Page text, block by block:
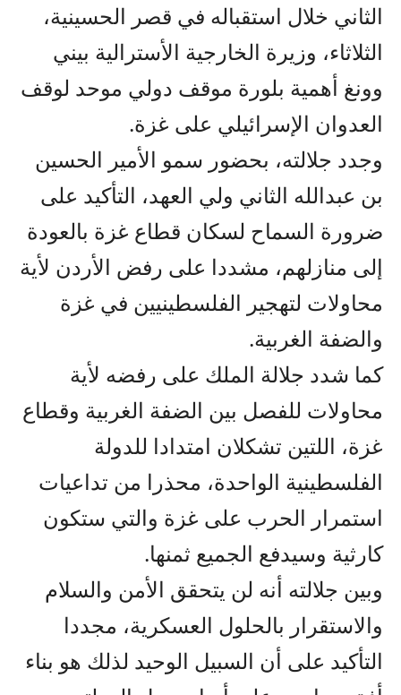
الثاني خلال استقباله في قصر الحسينية،
الثلاثاء، وزيرة الخارجية الأسترالية بيني
وونغ أهمية بلورة موقف دولي موحد لوقف
العدوان الإسرائيلي على غزة.
وجدد جلالته، بحضور سمو الأمير الحسين
بن عبدالله الثاني ولي العهد، التأكيد على
ضرورة السماح لسكان قطاع غزة بالعودة
إلى منازلهم، مشددا على رفض الأردن لأية
محاولات لتهجير الفلسطينيين في غزة
والضفة الغربية.
كما شدد جلالة الملك على رفضه لأية
محاولات للفصل بين الضفة الغربية وقطاع
غزة، اللتين تشكلان امتدادا للدولة
الفلسطينية الواحدة، محذرا من تداعيات
استمرار الحرب على غزة والتي ستكون
كارثية وسيدفع الجميع ثمنها.
وبين جلالته أنه لن يتحقق الأمن والسلام
والاستقرار بالحلول العسكرية، مجددا
التأكيد على أن السبيل الوحيد لذلك هو بناء